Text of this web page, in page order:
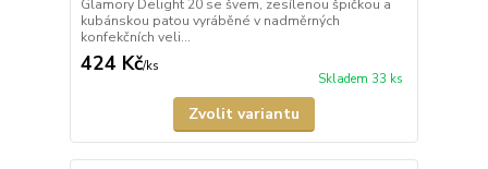
Glamory Delight 20 se švem, zesílenou špičkou a
kubánskou patou vyráběné v nadměrných
konfekčních veli...
424 Kč/ks
Skladem 33 ks
Zvolit variantu